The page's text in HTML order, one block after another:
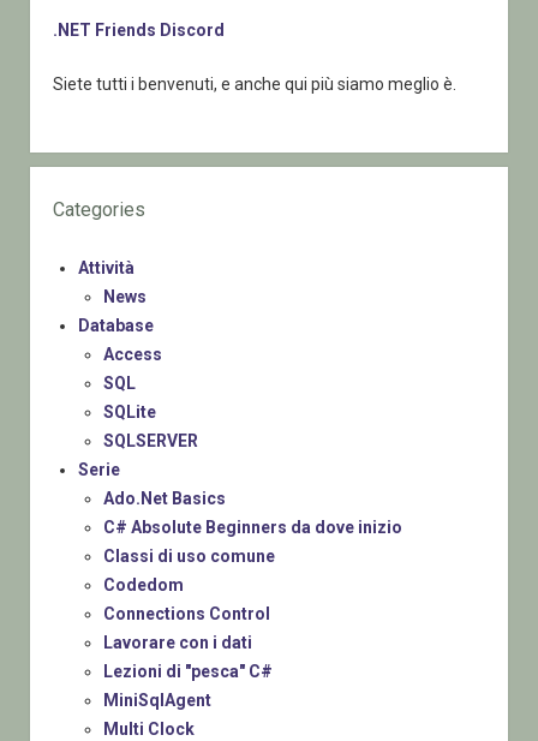
.NET Friends Discord
Siete tutti i benvenuti, e anche qui più siamo meglio è.
Categories
Attività
News
Database
Access
SQL
SQLite
SQLSERVER
Serie
Ado.Net Basics
C# Absolute Beginners da dove inizio
Classi di uso comune
Codedom
Connections Control
Lavorare con i dati
Lezioni di "pesca" C#
MiniSqlAgent
Multi Clock